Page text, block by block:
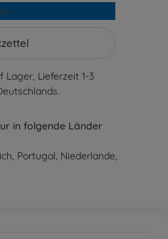
Lager, Lieferzeit 1-3
in folgende Länder
Portugal, Niederlande,